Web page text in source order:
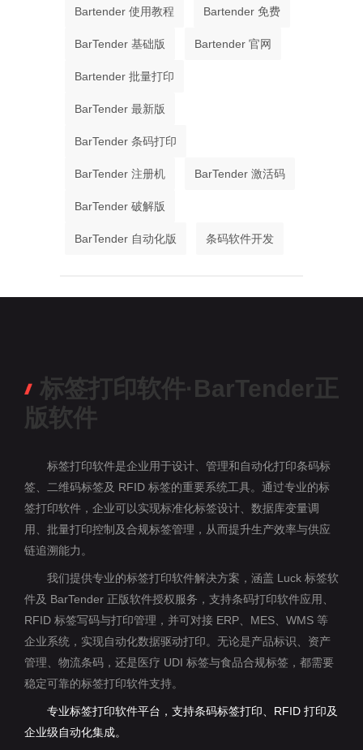
Bartender 使用教程 Bartender 免费
BarTender 基础版 Bartender 官网
Bartender 批量打印
BarTender 最新版
BarTender 条码打印
BarTender 注册机 BarTender 激活码
BarTender 破解版
BarTender 自动化版 条码软件开发
标签打印软件·BarTender正
版软件
标签打印软件是企业用于设计、管理和自动化打印条码标
签、二维码标签及 RFID 标签的重要系统工具。通过专业的标
签打印软件，企业可以实现标准化标签设计、数据库变量调
用、批量打印控制及合规标签管理，从而提升生产效率与供应
链追溯能力。
我们提供专业的标签打印软件解决方案，涵盖 Luck 标签软
件及 BarTender 正版软件授权服务，支持条码打印软件应用、
RFID 标签写码与打印管理，并可对接 ERP、MES、WMS 等
企业系统，实现自动化数据驱动打印。无论是产品标识、资产
管理、物流条码，还是医疗 UDI 标签与食品合规标签，都需要
稳定可靠的标签打印软件支持。
专业标签打印软件平台，支持条码标签打印、RFID 打印及
企业级自动化集成。